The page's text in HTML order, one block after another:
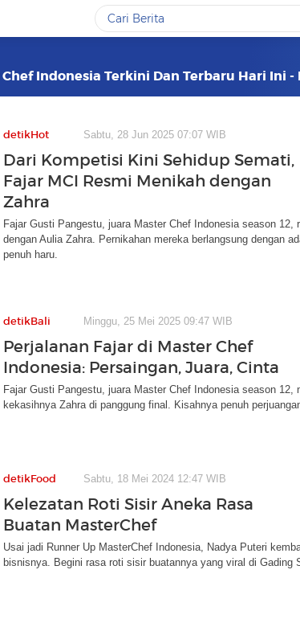
Indonesia Terkini Dan Terbaru Hari Ini -
detikHot Sabtu, 28 Jun 2025 07:07 WIB
Dari Kompetisi Kini Sehidup Semati,
Fajar MCI Resmi Menikah dengan
Zahra
Fajar Gusti Pangestu, juara Master Chef Indonesia season 12,
dengan Aulia Zahra. Pernikahan mereka berlangsung dengan
penuh haru.
detikBali Minggu, 25 Mei 2025 09:47 WIB
Perjalanan Fajar di Master Chef
Indonesia: Persaingan, Juara, Cinta
Fajar Gusti Pangestu, juara Master Chef Indonesia season 12,
kekasihnya Zahra di panggung final. Kisahnya penuh
detikFood Sabtu, 18 Mei 2024 12:47 WIB
Kelezatan Roti Sisir Aneka Rasa
Buatan MasterChef
Usai jadi Runner Up MasterChef Indonesia, Nadya Puteri
bisnisnya. Begini rasa roti sisir buatannya yang viral di Gading